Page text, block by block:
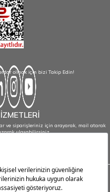
olmak için bizi Takip Edin!
ve siparişleriniz için arayarak, mail atarak
ulaşabilirsiniz.
0850 532 43 23